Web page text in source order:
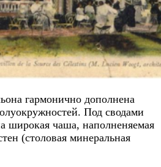
гармонично дополнена
Под сводами
широкая чаша, наполненяемая
(столовая минеральная